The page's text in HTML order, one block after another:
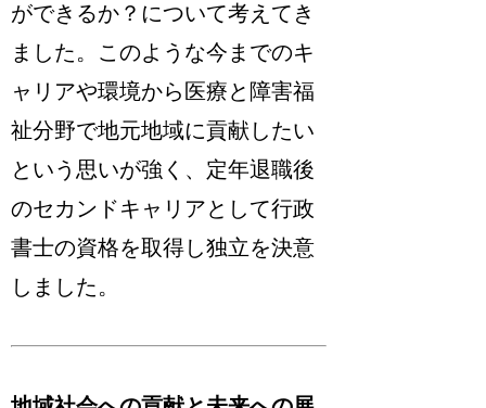
ができるか？について考えてき
ました。このような今までのキ
ャリアや環境から医療と障害福
祉分野で地元地域に貢献したい
という思いが強く、定年退職後
のセカンドキャリアとして行政
書士の資格を取得し独立を決意
しました。